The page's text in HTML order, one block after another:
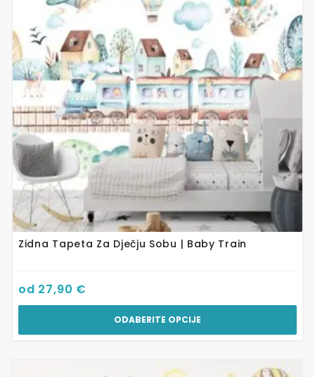
Zidna Tapeta Za Dječju Sobu | Baby Train
od 27,90 €
ODABERITE OPCIJE
varijanti.
Opcije
se
mogu
odabrati
na
stranici
proizvoda